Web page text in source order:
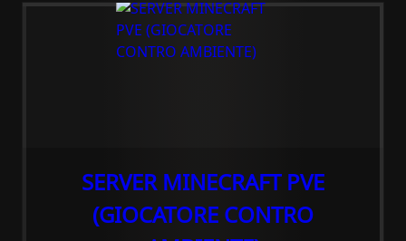
SERVER MINECRAFT PVE
(GIOCATORE CONTRO